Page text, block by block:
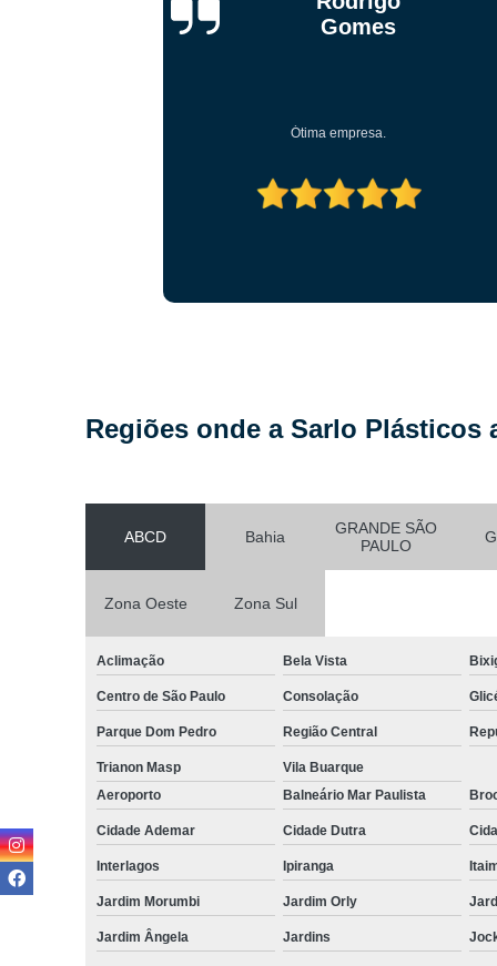
Nilson Arccorsi
Muito bom vc pode encomendar a seu gosto
Regiões onde a Sarlo Plásticos
ABCD Bahia
GRANDE SÃO
PAULO
Zona Oeste Zona Sul
Aclimação Bela Vista
Centro de São Paulo Consolação
Parque Dom Pedro Região Central
Trianon Masp
Vila Buarque
Aeroporto
Balneário Mar Paulista
Cidade Ademar Cidade Dutra
Interlagos Ipiranga
Jardim Morumbi Jardim Orly
Jardim Ângela Jardins